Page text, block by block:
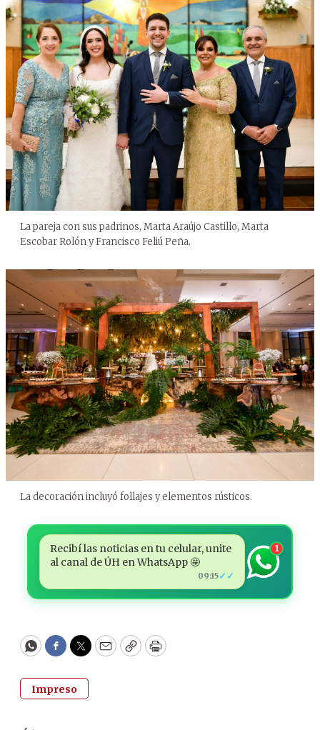
La pareja con sus padrinos, Marta Araújo Castillo, Marta
Escobar Rolón y Francisco Feliú Peña.
La decoración incluyó follajes y elementos rústicos.
Recibí las noticias en tu celular, unite
al canal de ÚH en WhatsApp 🤩
09:15✓✓
1
WhatsApp
Facebook
Twitter
EmailCopyPrint
Impreso